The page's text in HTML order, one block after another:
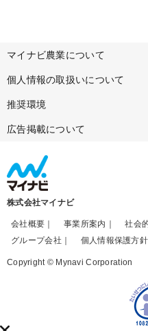
マイナビ農業について
個人情報の取扱いについて
推奨環境
広告掲載について
株式会社マイナビ
会社概要 事業所案内 社会
グループ会社
個人情報保護方針
Copyright © Mynavi Corporation